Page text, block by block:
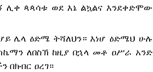
ሊቀ ጳጳሳቱ ወደ እኔ ልኳልና እንደቀድሞው
ሌላ ዕድሜ ትሻለህን። እነሆ ዕድሜህ ሁሉ
ለበስኽ ከዚያ በኋላ መቶ ዐሥራ አንድ
በክብር ዐረገ።